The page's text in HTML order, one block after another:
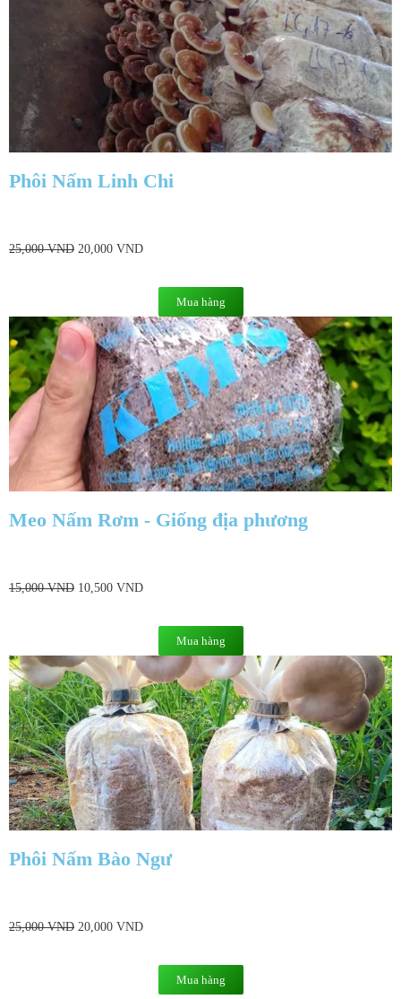
Phôi Nấm Linh Chi
25,000VND 20,000 VND
Mua hàng
Meo Nấm Rơm - Giống địa phương
15,000VND 10,500 VND
Mua hàng
Phôi Nấm Bào Ngư
25,000VND 20,000 VND
Mua hàng